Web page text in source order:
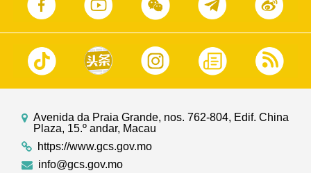
Avenida da Praia Grande, nos. 762-804, Edif. China
Plaza, 15.º andar, Macau
https://www.gcs.gov.mo
info@gcs.gov.mo